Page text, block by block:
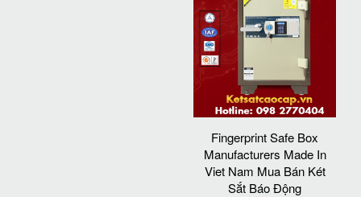
Fingerprint Safe Box
Manufacturers Made In
Viet Nam Mua Bán Két
Sắt Báo Động